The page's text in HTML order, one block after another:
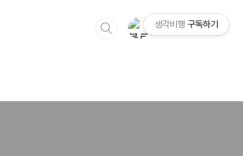
생각비행 구독하기